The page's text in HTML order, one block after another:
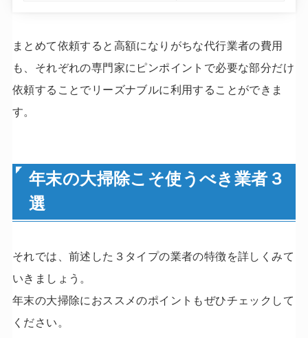
まとめて依頼すると高額になりがちな代行業者の費用
も、それぞれの専門家にピンポイントで必要な部分だけ
依頼することでリーズナブルに利用することができま
す。
年末の大掃除こそ使うべき業者３
選
それでは、前述した３タイプの業者の特徴を詳しくみて
いきましょう。
年末の大掃除におススメのポイントもぜひチェックして
ください。